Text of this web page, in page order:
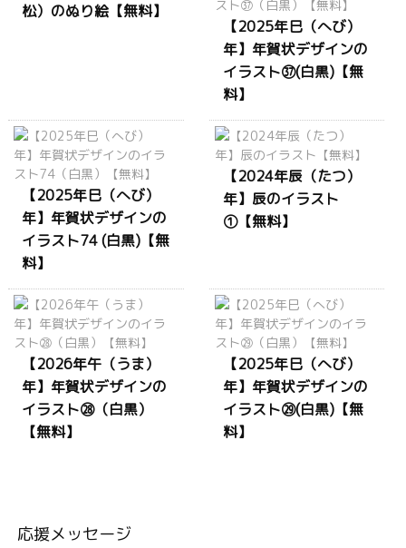
松）のぬり絵【無料】
【2025年巳（へび）
年】年賀状デザインの
イラスト㊲(白黒)【無
料】
【2025年巳（へび）
年】年賀状デザインの
イラスト74 (白黒)【無
料】
【2024年辰（たつ）
年】辰のイラスト
①【無料】
【2026年午（うま）
年】年賀状デザインの
イラスト㉘（白黒）
【無料】
【2025年巳（へび）
年】年賀状デザインの
イラスト㉙(白黒)【無
料】
応援メッセージ